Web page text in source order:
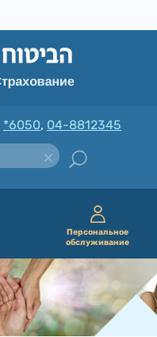
*6050, 04-8812345
Персональное
обслуживание